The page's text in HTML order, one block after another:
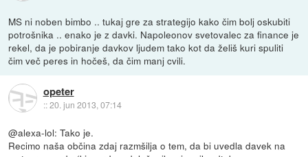
MS ni noben bimbo .. tukaj gre za strategijo kako čim bolj oskubiti
potrošnika .. enako je z davki. Napoleonov svetovalec za finance je
rekel, da je pobiranje davkov ljudem tako kot da želiš kuri spuliti
čim več peres in hočeš, da čim manj cvili.
opeter
::20. jun 2013, 07:14
@alexa-lol: Tako je.
Recimo naša občina zdaj razmšilja o tem, da bi uvedla davek na